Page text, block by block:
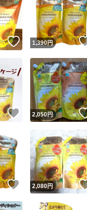
Yahoo!フリマが定め
いいね！
1,390円
いいね！
2,050円
いいね！
2,080円